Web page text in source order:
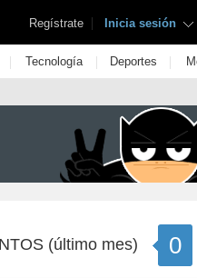
Regístrate | Inicia sesión
| Tecnología | Deportes |
(último mes) 0